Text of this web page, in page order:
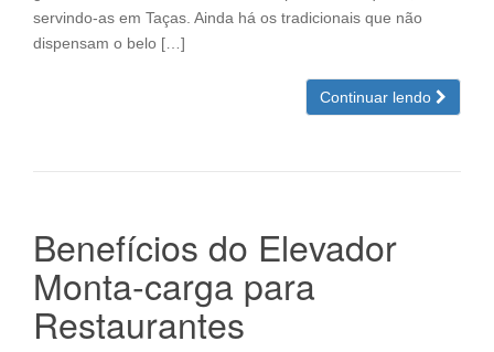
servindo-as em Taças. Ainda há os tradicionais que não
dispensam o belo […]
Continuar lendo
Benefícios do Elevador
Monta-carga para
Restaurantes